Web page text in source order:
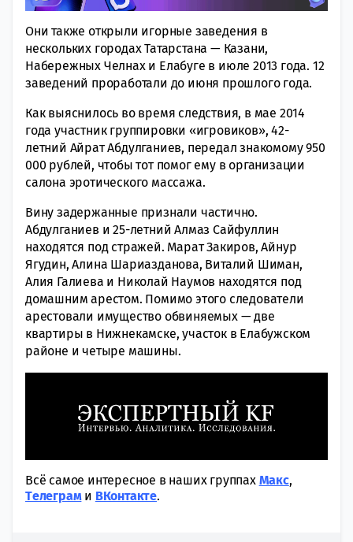
Они также открыли игорные заведения в
нескольких городах Татарстана — Казани,
Набережных Челнах и Елабуге в июле 2013 года. 12
заведений проработали до июня прошлого года.
Как выяснилось во время следствия, в мае 2014
года участник группировки «игровиков», 42-
летний Айрат Абдулганиев, передал знакомому 950
000 рублей, чтобы тот помог ему в организации
салона эротического массажа.
Вину задержанные признали частично.
Абдулганиев и 25-летний Алмаз Сайфуллин
находятся под стражей. Марат Закиров, Айнур
Ягудин, Алина Шариазданова, Виталий Шиман,
Алия Галиева и Николай Наумов находятся под
домашним арестом. Помимо этого следователи
арестовали имущество обвиняемых — две
квартиры в Нижнекамске, участок в Елабужском
районе и четыре машины.
Всё самое интересное в наших группах Макс,
Tелеграми ВКонтакте.